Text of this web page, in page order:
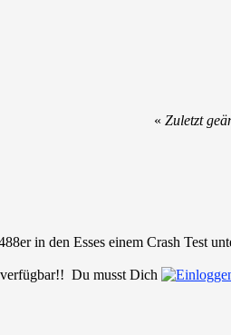
«Zuletzt
in den Esses einem Crash Test
Du musst Dich